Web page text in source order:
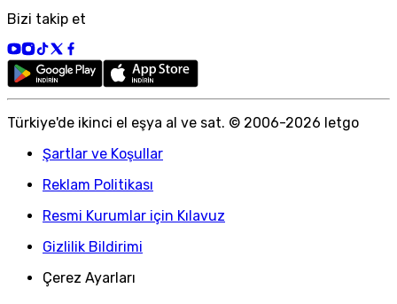
Bizi takip et
Türkiye'de ikinci el eşya al ve sat. © 2006-2026 letgo
Şartlar ve Koşullar
Reklam Politikası
Resmi Kurumlar için Kılavuz
Gizlilik Bildirimi
Çerez Ayarları